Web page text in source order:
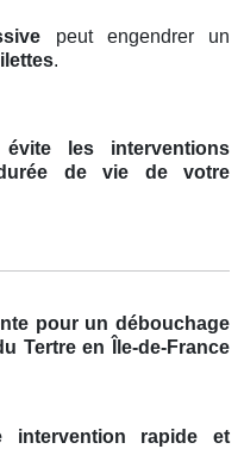
peut engendrer un
.
les interventions
de vie de votre
pour un débouchage
Tertre en Île-de-France
intervention rapide et